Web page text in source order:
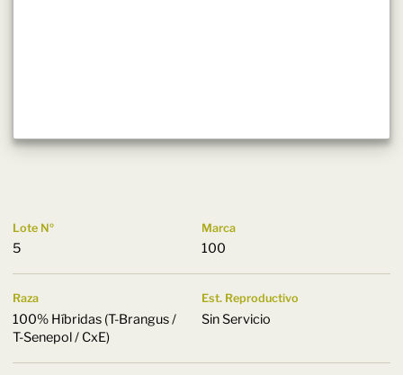
Lote Nº
5
Marca
100
Raza
100% Híbridas (T-Brangus /
T-Senepol / CxE)
Est. Reproductivo
Sin Servicio